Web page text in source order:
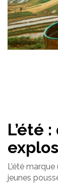
L’été
L’été
jeunes